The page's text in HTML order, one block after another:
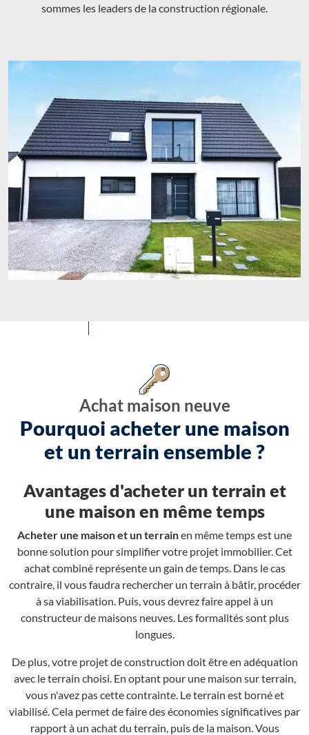
sommes les leaders de la construction régionale.
Achat maison neuve
Pourquoi acheter une maison
et un terrain ensemble ?
Avantages d'acheter un terrain et
une maison en même temps
Acheter une maison et un terrainen même temps est une
bonne solution pour simplifier votre projet immobilier. Cet
achat combiné représente un gain de temps. Dans le cas
contraire, il vous faudra rechercher un terrain à bâtir, procéder
à sa viabilisation. Puis, vous devrez faire appel à un
constructeur de maisons neuves. Les formalités sont plus
longues.
De plus, votre projet de construction doit être en adéquation
avec le terrain choisi. En optant pour une maison sur terrain,
vous n'avez pas cette contrainte. Le terrain est borné et
viabilisé. Cela permet de faire des économies significatives par
rapport à un achat du terrain, puis de la maison. Vous